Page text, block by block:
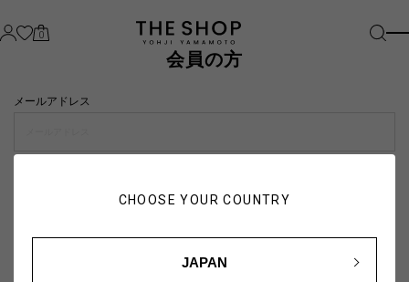
CHOOSE YOUR COUNTRY
JAPAN
0
会員の方
メールアドレス